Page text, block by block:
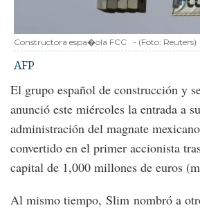
Constructora espa�ola FCC - (Foto: Reuters)
AFP
El grupo español de construcción y
anunció este miércoles la entrada a
administración del magnate
convertido en el primer accionista
capital de 1,000 millones de euros
Al mismo tiempo, Slim nombró a